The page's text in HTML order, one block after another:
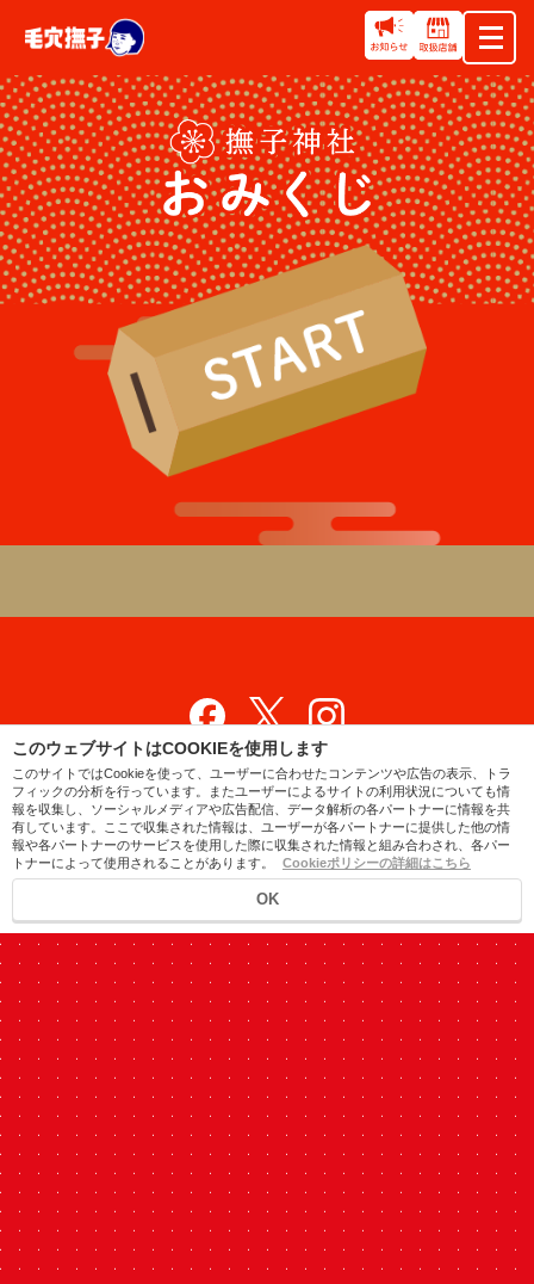
このウェブサイトはCOOKIEを使用します
このサイトではCookieを使って、ユーザーに合わせたコンテンツや広告の表示、トラ
フィックの分析を行っています。またユーザーによるサイトの利用状況についても情
報を収集し、ソーシャルメディアや広告配信、データ解析の各パートナーに情報を共
有しています。ここで収集された情報は、ユーザーが各パートナーに提供した他の情
報や各パートナーのサービスを使用した際に収集された情報と組み合わされ、各パー
トナーによって使用されることがあります。
Cookieポリシーの詳細はこちら
OK
日本語 简体中文 繁體中文 English ไทย
会社概要 お問い合わせ プライバシーポリシー サイトマップ
© ISHIZAWA LABORATORIES